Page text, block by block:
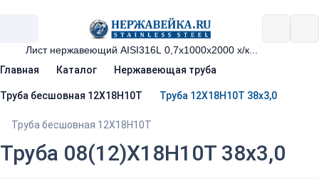
Главная Каталог Нержавеющая труба
Труба бесшовная 12Х18Н10Т Труба 12Х18Н10Т 38х3,0
Труба бесшовная 12Х18Н10Т
Труба 08(12)Х18Н10Т 38х3,0